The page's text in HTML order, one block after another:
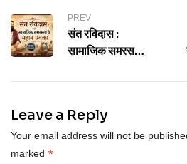
PREV
संत रविदास :
सामाजिक समरसता
Leave a Reply
Your email address will not be
marked *